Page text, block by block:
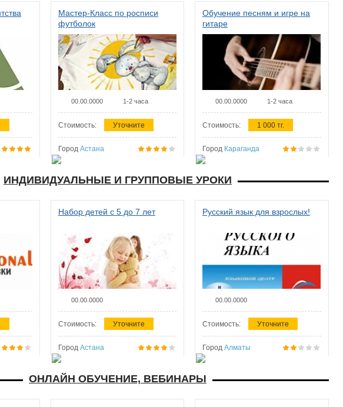
Мастер-Класс по росписи
футболок
00.00.0000 1-2 часа
Стоимость: Уточните
Город Астана
Обучение песням и игре на
гитаре
00.00.0000 1-2 часа
Стоимость: 1 000 тг.
Город Караганда
ИНДИВИДУАЛЬНЫЕ И ГРУППОВЫЕ УРОКИ
Набор детей с 5 до 7 лет
00.00.0000
Стоимость: Уточните
Город Астана
Русский язык для взрослых!
00.00.0000
Стоимость: Уточните
Город Алматы
ОНЛАЙН ОБУЧЕНИЕ, ВЕБИНАРЫ